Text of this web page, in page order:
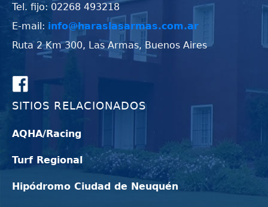
Tel. fijo: 02268 493218
E-mail: info@haraslasarmas.com.ar
Ruta 2 Km 300, Las Armas, Buenos Aires
SITIOS RELACIONADOS
AQHA/Racing
Turf Regional
Hipódromo Ciudad de Neuquén